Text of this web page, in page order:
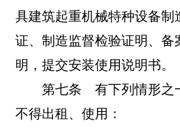
具建筑起重机械特种设备制
证、制造监督检验证明、备
明，提交安装使用说明书。
第七条 有下列情形之一
不得出租、使用：